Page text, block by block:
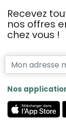
Recevez
nos offres
chez vous !
Nos